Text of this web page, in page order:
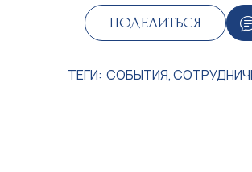
ПОДЕЛИТЬСЯ
ТЕГИ: СОБЫТИЯ,